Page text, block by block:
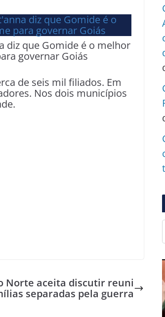
diz que Gomide é o melhor
governar Goiás
de seis mil filiados. Em
Nos dois municípios
Norte aceita discutir reuni
separadas pela guerra